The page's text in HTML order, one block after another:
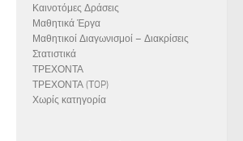
Καινοτόμες Δράσεις
Μαθητικά Έργα
Μαθητικοί Διαγωνισμοί – Διακρίσεις
Στατιστικά
ΤΡΕΧΟΝΤΑ
ΤΡΕΧΟΝΤΑ (ΤOP)
Χωρίς κατηγορία